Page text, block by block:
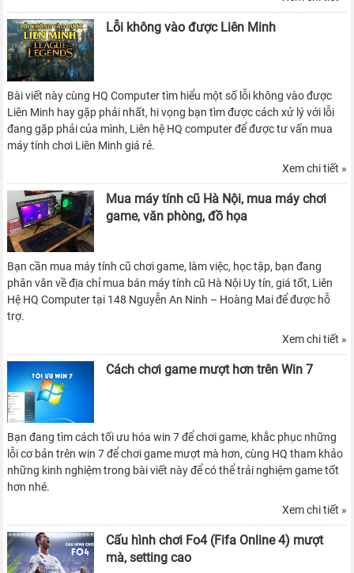
Lỗi không vào được Liên Minh
Bài viết này cùng HQ Computer tìm hiểu một số lỗi không vào được
Liên Minh hay gặp phải nhất, hi vọng bạn tìm được cách xử lý với lỗi
đang gặp phải của mình, Liên hệ HQ computer để được tư vấn mua
máy tính chơi Liên Minh giá rẻ.
Xem chi tiết »
Mua máy tính cũ Hà Nội, mua máy chơi
game, văn phòng, đồ họa
Bạn cần mua máy tính cũ chơi game, làm việc, học tập, bạn đang
phân vân về địa chỉ mua bán máy tính cũ Hà Nội Uy tín, giá tốt, Liên
Hệ HQ Computer tại 148 Nguyễn An Ninh – Hoàng Mai để được hỗ
trợ.
Xem chi tiết »
Cách chơi game mượt hơn trên Win 7
Bạn đang tìm cách tối ưu hóa win 7 để chơi game, khắc phục những
lỗi cơ bản trên win 7 để chơi game mượt mà hơn, cùng HQ tham khảo
những kinh nghiệm trong bài viết này để có thể trải nghiệm game tốt
hơn nhé.
Xem chi tiết »
Cấu hình chơi Fo4 (Fifa Online 4) mượt
mà, setting cao